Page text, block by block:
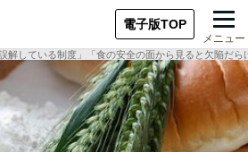
電子版TOP
メニュー
誤解している制度」「食の安全の面から見ると欠陥だ